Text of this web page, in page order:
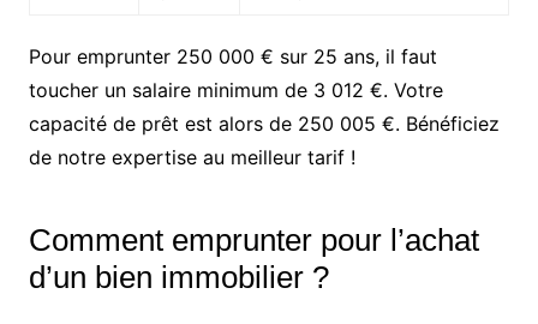
Pour emprunter 250 000 € sur 25 ans, il faut
toucher un salaire minimum de 3 012 €. Votre
capacité de prêt est alors de 250 005 €. Bénéficiez
de notre expertise au meilleur tarif !
Comment emprunter pour l’achat
d’un bien immobilier ?